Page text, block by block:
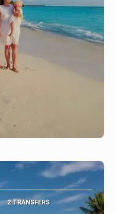
2 TRANSFERS